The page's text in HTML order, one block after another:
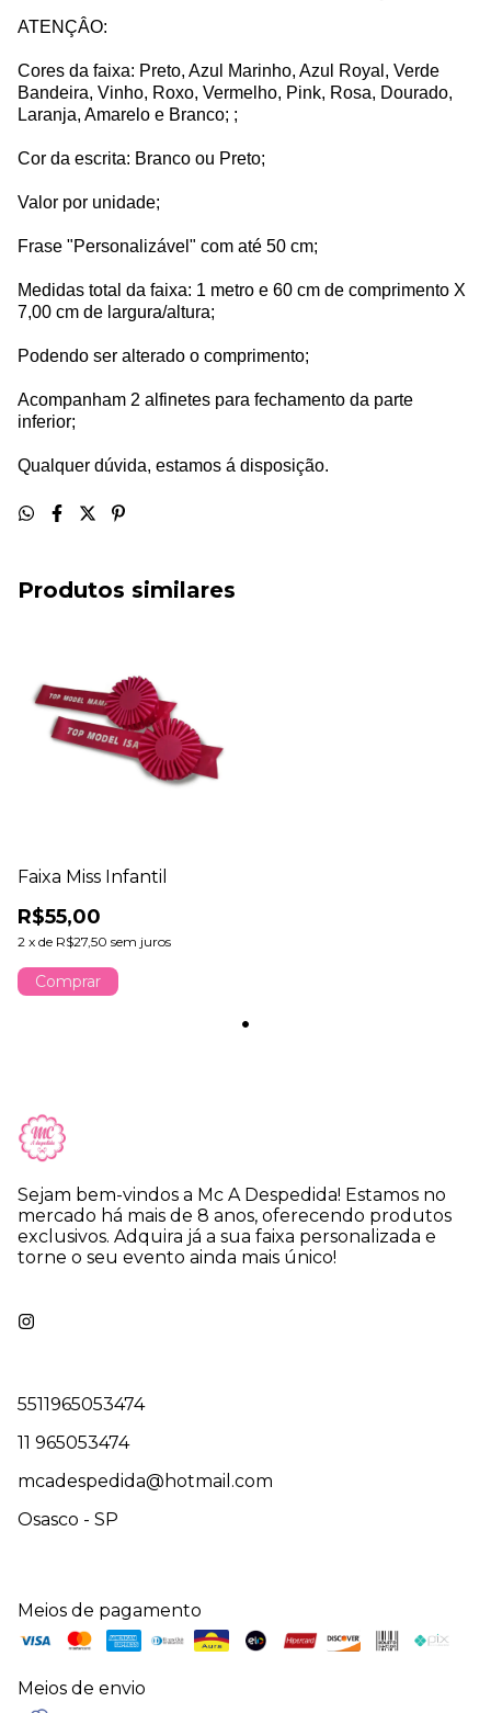
ATENÇÂO:
Cores da faixa: Preto, Azul Marinho, Azul Royal, Verde
Bandeira, Vinho, Roxo, Vermelho, Pink, Rosa, Dourado,
Laranja, Amarelo e Branco; ;
Cor da escrita: Branco ou Preto;
Valor por unidade;
Frase "Personalizável" com até 50 cm;
Medidas total da faixa: 1 metro e 60 cm de comprimento X
7,00 cm de largura/altura;
Podendo ser alterado o comprimento;
Acompanham 2 alfinetes para fechamento da parte
inferior;
Qualquer dúvida, estamos á disposição.
Produtos similares
Faixa Miss Infantil
R$55,00
2 x de R$27,50 sem juros
Comprar
Sejam bem-vindos a Mc A Despedida! Estamos no
mercado há mais de 8 anos, oferecendo produtos
exclusivos. Adquira já a sua faixa personalizada e
torne o seu evento ainda mais único!
5511965053474
11 965053474
mcadespedida@hotmail.com
Osasco - SP
Meios de pagamento
Meios de envio